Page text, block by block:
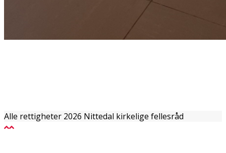
Alle rettigheter 2026 Nittedal kirkelige fellesråd